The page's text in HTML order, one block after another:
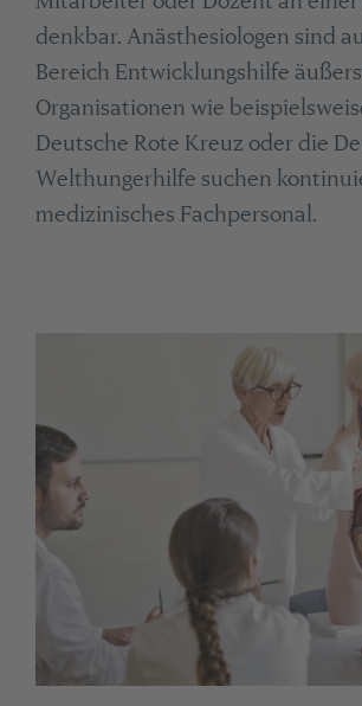
denkbar. Anästhesiologen sind
Bereich Entwicklungshilfe
Organisationen wie
Deutsche Rote Kreuz oder die
Welthungerhilfe suchen
medizinisches Fachpersonal.